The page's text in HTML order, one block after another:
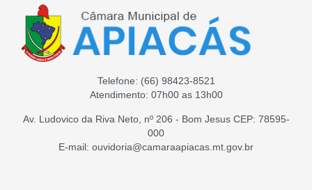
Telefone: (66) 98423-8521
Atendimento: 07h00 as 13h00
Av. Ludovico da Riva Neto, nº 206 - Bom Jesus CEP: 78595-
000
E-mail: ouvidoria@camaraapiacas.mt.gov.br